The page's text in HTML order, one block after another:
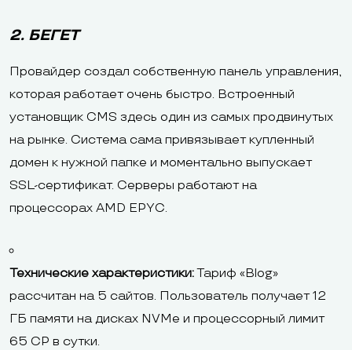
2. БЕГЕТ
Провайдер создал собственную панель управления,
которая работает очень быстро. Встроенный
установщик CMS здесь один из самых продвинутых
на рынке. Система сама привязывает купленный
домен к нужной папке и моментально выпускает
SSL-сертификат. Серверы работают на
процессорах AMD EPYC.
Технические характеристики:Тариф «Blog»
рассчитан на 5 сайтов. Пользователь получает 12
ГБ памяти на дисках NVMe и процессорный лимит
65 CP в сутки.